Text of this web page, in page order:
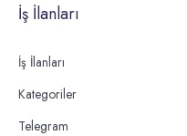
İş İlanları
İş İlanları
Kategoriler
Telegram